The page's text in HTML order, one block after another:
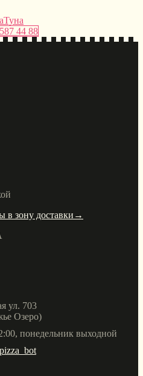
Туна
44 88
в зону доставки →
ул. 703
Озеро)
понедельник выходной